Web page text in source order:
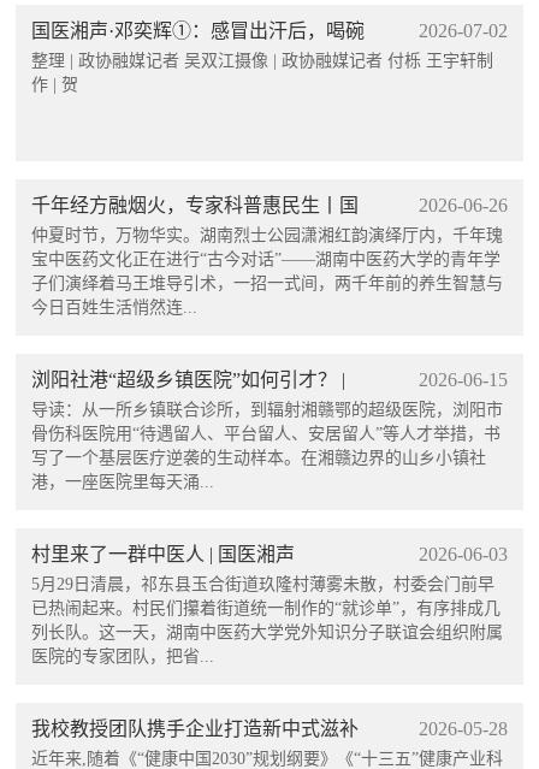
国医湘声·邓奕辉①：感冒出汗后，喝碗
糜粥最养人 | 国医湘声·经方食养
2026-07-02
整理 | 政协融媒记者 吴双江摄像 | 政协融媒记者 付栎 王宇轩制
作 | 贺
千年经方融烟火，专家科普惠民生丨国
医湘声
2026-06-26
仲夏时节，万物华实。湖南烈士公园潇湘红韵演绎厅内，千年瑰
宝中医药文化正在进行“古今对话”——湖南中医药大学的青年学
子们演绎着马王堆导引术，一招一式间，两千年前的养生智慧与
今日百姓生活悄然连...
浏阳社港“超级乡镇医院”如何引才？ |
国医湘声
2026-06-15
导读：从一所乡镇联合诊所，到辐射湘赣鄂的超级医院，浏阳市
骨伤科医院用“待遇留人、平台留人、安居留人”等人才举措，书
写了一个基层医疗逆袭的生动样本。在湘赣边界的山乡小镇社
港，一座医院里每天涌...
村里来了一群中医人 | 国医湘声 2026-06-03
5月29日清晨，祁东县玉合街道玖隆村薄雾未散，村委会门前早
已热闹起来。村民们攥着街道统一制作的“就诊单”，有序排成几
列长队。这一天，湖南中医药大学党外知识分子联谊会组织附属
医院的专家团队，把省...
我校教授团队携手企业打造新中式滋补
产品
2026-05-28
近年来,随着《“健康中国2030”规划纲要》《“十三五”健康产业科